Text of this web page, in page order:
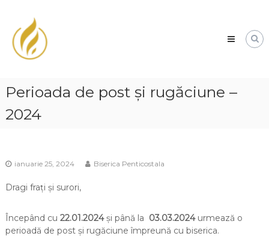
Penticostală
nr
1
de
Perioada de post și rugăciune –
2024
ianuarie 25, 2024 Biserica Penticostala
Dragi frați și surori,
Începând cu 22.01.2024și până la 03.03.2024urmează o
perioadă de post și rugăciune împreună cu biserica.